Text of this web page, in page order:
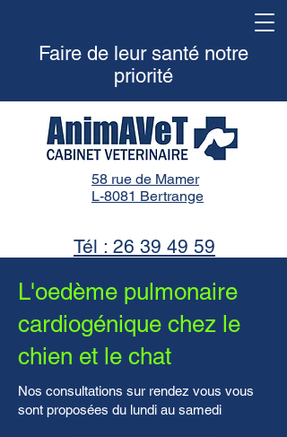
Faire de leur santé notre
priorité
58 rue de Mamer
L-8081 Bertrange
Tél : 26 39 49 59
L'oedème pulmonaire
cardiogénique chez le
chien et le chat
Nos consultations sur rendez vous vous
sont proposées du lundi au samedi